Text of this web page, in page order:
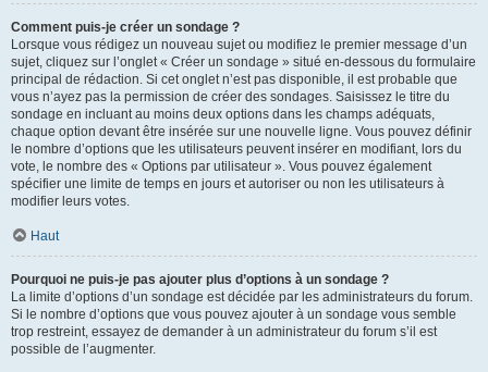
Comment puis-je créer un sondage ?
Lorsque vous rédigez un nouveau sujet ou modifiez le premier message d’un
sujet, cliquez sur l’onglet « Créer un sondage » situé en-dessous du formulaire
principal de rédaction. Si cet onglet n’est pas disponible, il est probable que
vous n’ayez pas la permission de créer des sondages. Saisissez le titre du
sondage en incluant au moins deux options dans les champs adéquats,
chaque option devant être insérée sur une nouvelle ligne. Vous pouvez définir
le nombre d’options que les utilisateurs peuvent insérer en modifiant, lors du
vote, le nombre des « Options par utilisateur ». Vous pouvez également
spécifier une limite de temps en jours et autoriser ou non les utilisateurs à
modifier leurs votes.
Haut
Pourquoi ne puis-je pas ajouter plus d’options à un sondage ?
La limite d’options d’un sondage est décidée par les administrateurs du forum.
Si le nombre d’options que vous pouvez ajouter à un sondage vous semble
trop restreint, essayez de demander à un administrateur du forum s’il est
possible de l’augmenter.